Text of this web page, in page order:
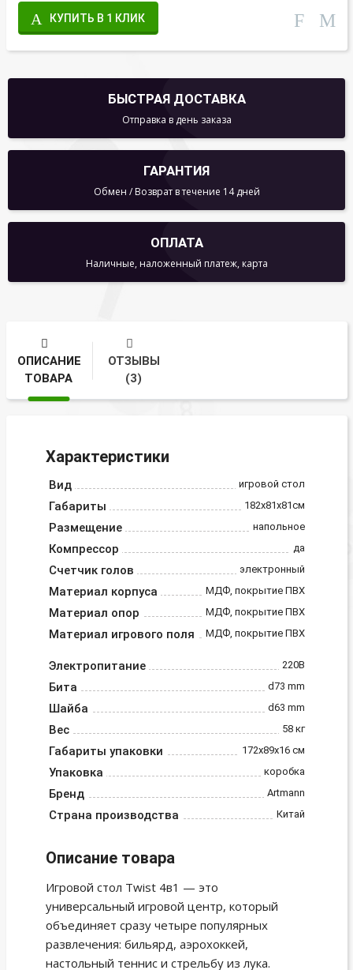
КУПИТЬ В 1 КЛИК
БЫСТРАЯ ДОСТАВКА
Отправка в день заказа
ГАРАНТИЯ
Обмен / Возврат в течение 14 дней
ОПЛАТА
Наличные, наложенный платеж, карта
ОПИСАНИЕ
ТОВАРА
ОТЗЫВЫ
(3)
Характеристики
Вид игровой стол
Габариты 182х81х81см
Размещение напольное
Компрессор да
Счетчик голов электронный
Материал корпуса МДФ, покрытие ПВХ
Материал опор МДФ, покрытие ПВХ
Материал игрового поля МДФ, покрытие ПВХ
Электропитание 220В
Бита d73 mm
Шайба d63 mm
Вес 58 кг
Габариты упаковки 172х89х16 см
Упаковка коробка
Бренд Artmann
Страна производства Китай
Описание товара
Игровой стол Twist 4в1 — это
универсальный игровой центр, который
объединяет сразу четыре популярных
развлечения: бильярд, аэрохоккей,
настольный теннис и стрельбу из лука.